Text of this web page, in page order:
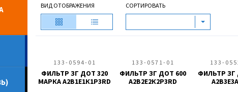
ВИД ОТОБРАЖЕНИЯ СОРТИРОВАТЬ
133-0594-01
ФИЛЬТР ЗГ ДОТ 320
МАРКА А2В1Е1К1Р3RD
133-0571-01
ФИЛЬТР ЗГ ДОТ 600
А2В2Е2К2Р3RD
133-
ФИЛЬТР ЗГ